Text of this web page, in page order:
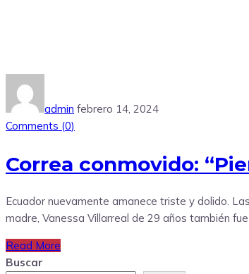
admin febrero 14, 2024
Comments (0)
Correa conmovido:
Ecuador nuevamente amanece triste y dolido.
madre, Vanessa Villarreal de 29 años también
Read More
Buscar